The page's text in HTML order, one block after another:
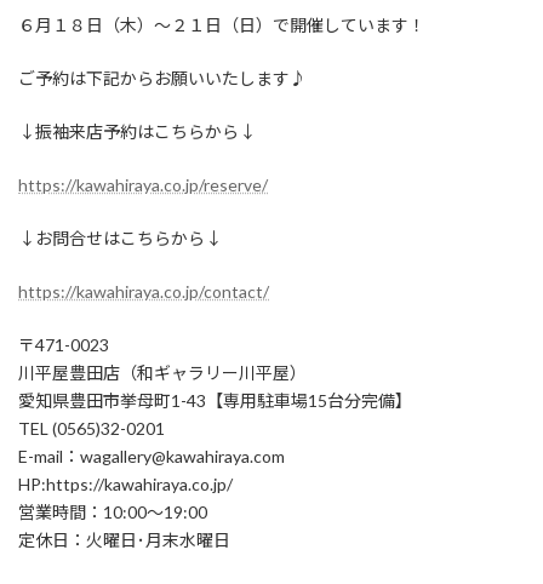
６月１８日（木）～２１日（日）で開催しています！
ご予約は下記からお願いいたします♪
↓振袖来店予約はこちらから↓
https://kawahiraya.co.jp/reserve/
↓お問合せはこちらから↓
https://kawahiraya.co.jp/contact/
〒471-0023
川平屋豊田店（和ギャラリー川平屋）
愛知県豊田市挙母町1-43【専用駐車場15台分完備】
TEL (0565)32-0201
E-mail：wagallery@kawahiraya.com
HP:https://kawahiraya.co.jp/
営業時間：10:00～19:00
定休日：火曜日･月末水曜日